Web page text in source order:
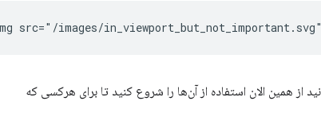
همین الان استفاده از آن‌ها را شروع کنید تا برای هرکسی که